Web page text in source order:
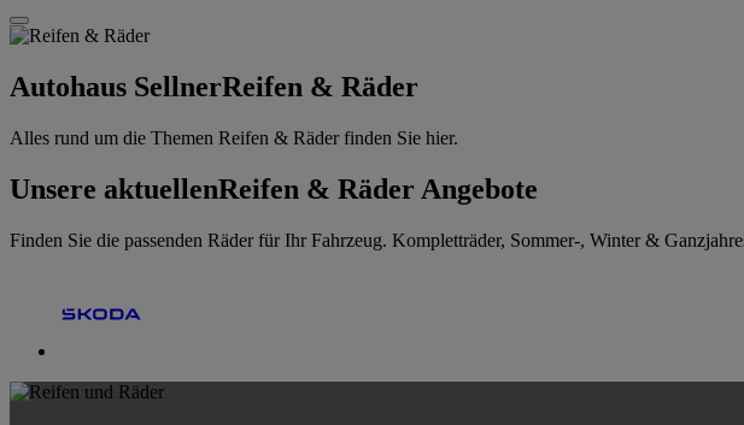
Autohaus SellnerReifen & Räder
Alles rund um die Themen Reifen & Räder finden Sie hier.
Unsere aktuellenReifen & Räder Angebote
Finden Sie die passenden Räder für Ihr Fahrzeug. Kompletträder, Sommer-, Winter &